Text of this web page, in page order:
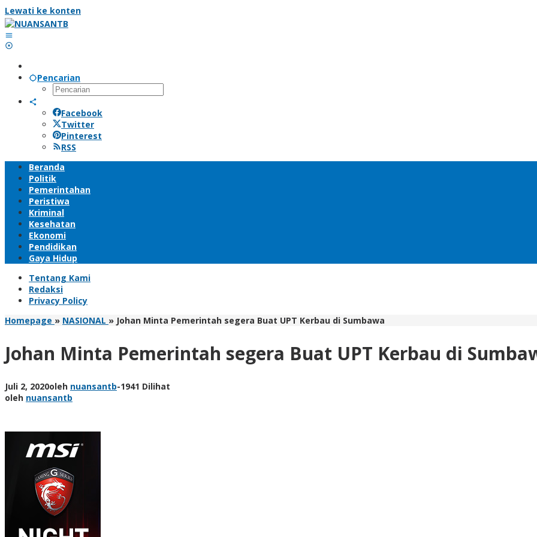
Lewati ke konten
Pencarian
Facebook
Twitter
Pinterest
RSS
Beranda
Politik
Pemerintahan
Peristiwa
Kriminal
Kesehatan
Ekonomi
Pendidikan
Gaya Hidup
Tentang Kami
Redaksi
Privacy Policy
Homepage » NASIONAL » Johan Minta Pemerintah segera Buat UPT Kerbau di Sumbawa
Johan Minta Pemerintah segera Buat UPT Kerbau di
Juli 2, 2020oleh nuansantb-1941 Dilihat
oleh nuansantb